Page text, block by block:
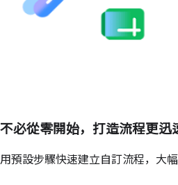
不必從零開始，打造流程更迅
用預設步驟快速建立自訂流程，大幅